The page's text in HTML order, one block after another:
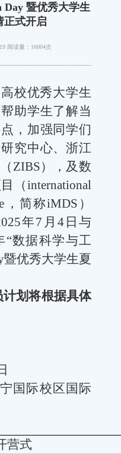
Day 暨优秀大学生
正式开启
阅读量：16004次
校优秀大学生
助学生了解当
，加强同学们
究中心、浙江
（ZIBS） ，及数
（international
，简称iMDS）
年7 月 4日与
“数据科学与工
暨优秀大学生夏
划将根据具体
国际校区国际
营式